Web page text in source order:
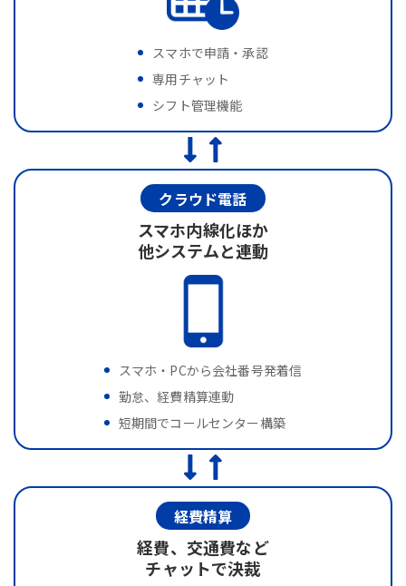
スマホで申請・承認
専用チャット
シフト管理機能
クラウド電話
スマホ内線化ほか
他システムと連動
スマホ・PCから会社番号発着信
勤怠、経費精算連動
短期間でコールセンター構築
経費精算
経費、交通費など
チャットで決裁